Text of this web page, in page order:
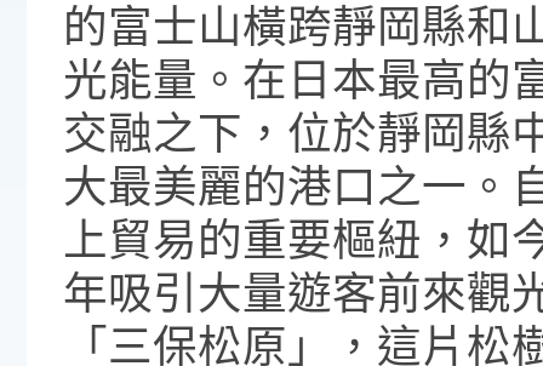
的富士山橫跨靜岡縣和
光能量。在日本最高的
交融之下，位於靜岡縣
大最美麗的港口之一。
上貿易的重要樞紐，如
年吸引大量遊客前來觀
「三保松原」，這片松